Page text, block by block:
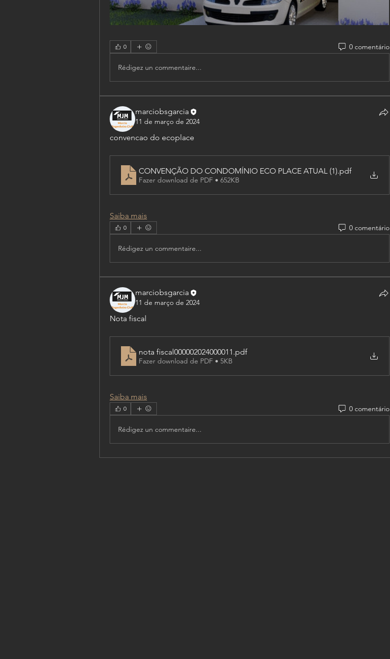
0 0 comentário
Rédigez un commentaire...
marciobsgarcia
11 de março de 2024
convencao do ecoplace
CONVENÇÃO DO CONDOMÍNIO ECO PLACE ATUAL (1).pdf
Fazer download de PDF • 652KB
Saiba mais
0 0 comentário
Rédigez un commentaire...
marciobsgarcia
11 de março de 2024
Nota fiscal
nota fiscal000002024000011.pdf
Fazer download de PDF • 5KB
Saiba mais
0 0 comentário
Rédigez un commentaire...